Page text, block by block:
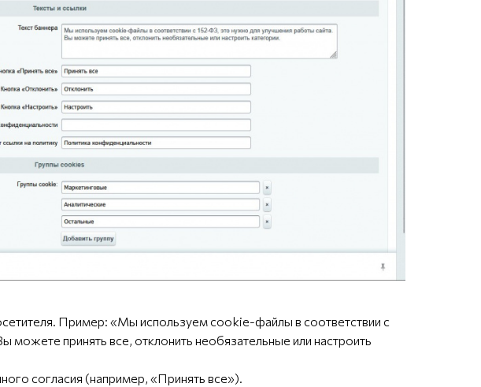
Пример: «Мы используем cookie-файлы в соответствии с
принять все, отклонить необязательные или настроить
согласия (например, «Принять все»).